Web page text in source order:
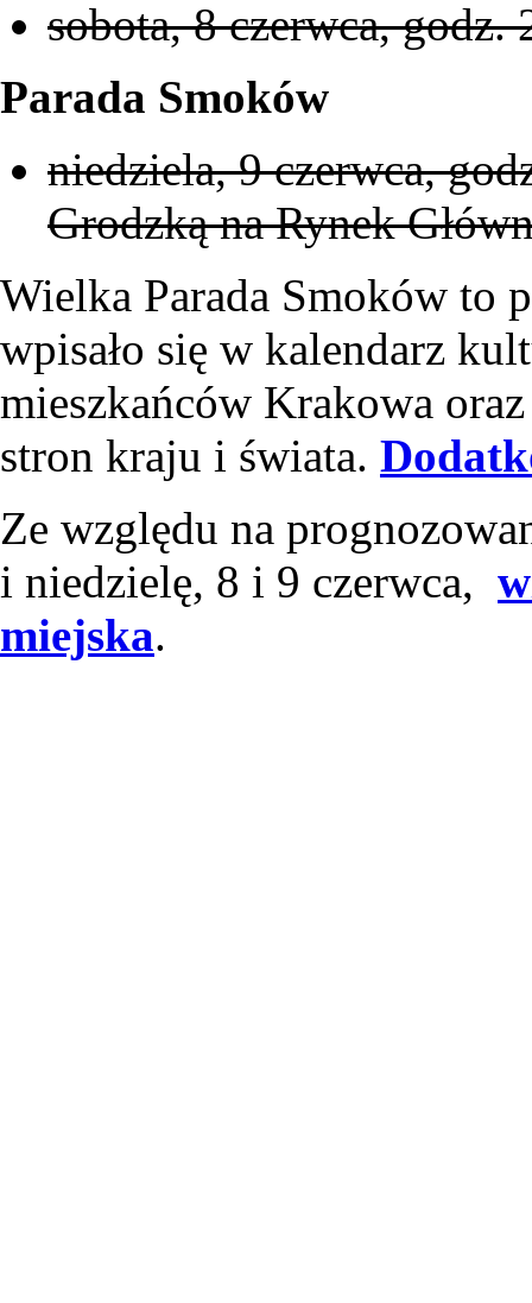
sobota, 8 czerwca, godz.
Parada Smoków
niedziela, 9 czerwca,
Grodzką na Rynek
Wielka Parada Smoków to
wpisało się w kalendarz
mieszkańców Krakowa
stron kraju i świata.
Ze względu na
i niedzielę, 8 i 9 czerwca,
miejska.